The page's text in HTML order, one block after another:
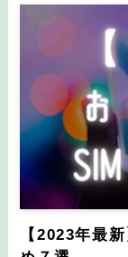
【2023年最